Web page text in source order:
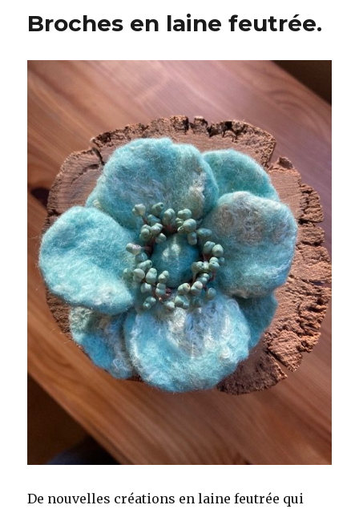
Broches en laine feutrée.
De nouvelles créations en laine feutrée qui